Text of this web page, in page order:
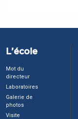
L’école
Mot du
directeur
Laboratoires
Galerie de
photos
Visite